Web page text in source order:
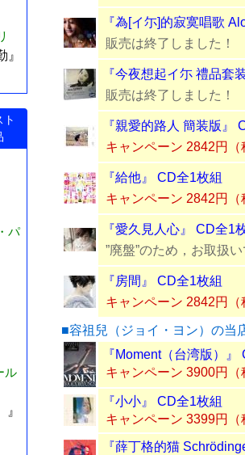
』
パ
ル
『為[イ尓]的寂寞唱歌
販売は終了しました！
『今夜想起イ尓 禮品套
販売は終了しました！
『親愛的路人 簡装版』
キャンペーン 2842円（
『給他』 CD全1枚組
キャンペーン 2842円（
『愛久見人心』 CD全1
”廃盤”のため，お取扱
『房間』 CD全1枚組
キャンペーン 2842円（
■容祖兒（ジョイ・ヨン）の当
『Moment（台湾版）
キャンペーン 3900円（
『小小』 CD全1枚組
キャンペーン 3399円（
『薛丁格的猫